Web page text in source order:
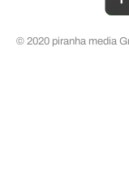
© 2020 piranha media